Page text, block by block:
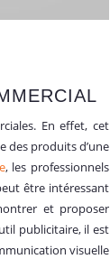
En effet, cet
des produits d’une
, les professionnels
être intéressant
et proposer
publicitaire, il est
visuelle